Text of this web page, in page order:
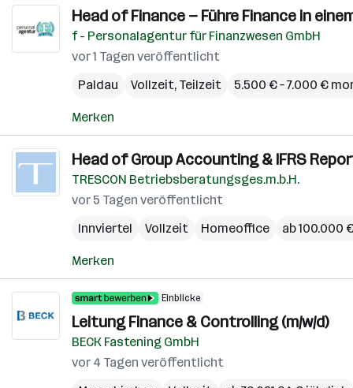
Head of Finance — Führe Finance in
f - Personalagentur für Finanzwesen GmbH
vor 1 Tagen veröffentlicht
Paldau
Vollzeit, Teilzeit 5.500 € – 7.000 €
Merken
Head of Group Accounting & IFRS
TRESCON Betriebsberatungsges.m.b.H.
vor 5 Tagen veröffentlicht
Innviertel
Vollzeit Homeoffice ab 100.000
Merken
Einblicke
Leitung Finance & Controlling (m/w/d)
BECK Fastening GmbH
vor 4 Tagen veröffentlicht